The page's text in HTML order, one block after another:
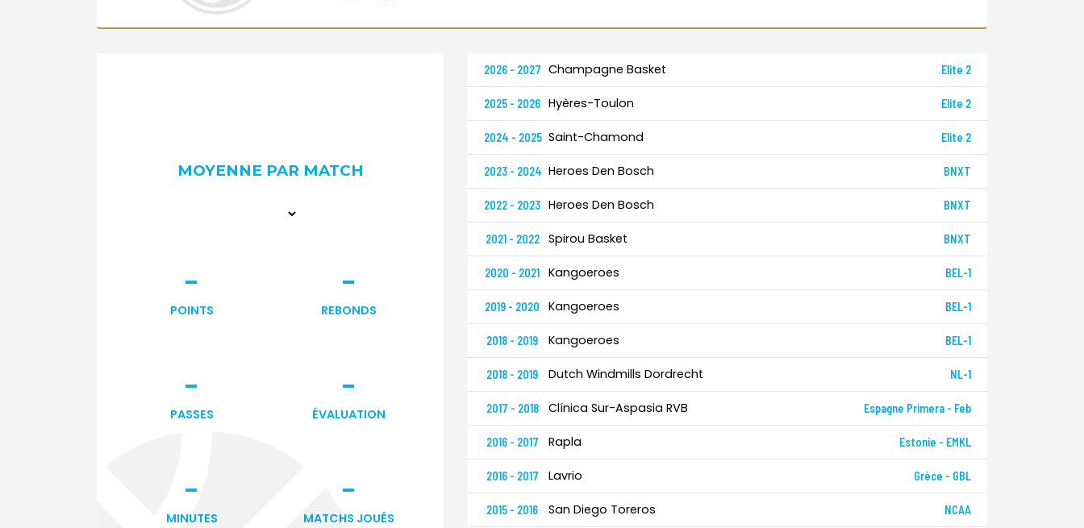
MOYENNE PAR MATCH
-
POINTS
-
REBONDS
-
PASSES
-
ÉVALUATION
-
MINUTES
-
MATCHS JOUÉS
2026 - 2027 Champagne Basket Elite 2
2025 - 2026 Hyères-Toulon Elite 2
2024 - 2025 Saint-Chamond Elite 2
2023 - 2024 Heroes Den Bosch BNXT
2022 - 2023 Heroes Den Bosch BNXT
2021 - 2022 Spirou Basket BNXT
2020 - 2021 Kangoeroes BEL-1
2019 - 2020 Kangoeroes BEL-1
2018 - 2019 Kangoeroes BEL-1
2018 - 2019 Dutch Windmills Dordrecht NL-1
2017 - 2018 Clínica Sur-Aspasia RVB Espagne Primera - Feb
2016 - 2017 Rapla Estonie - EMKL
2016 - 2017 Lavrio Grèce - GBL
2015 - 2016 San Diego Toreros NCAA